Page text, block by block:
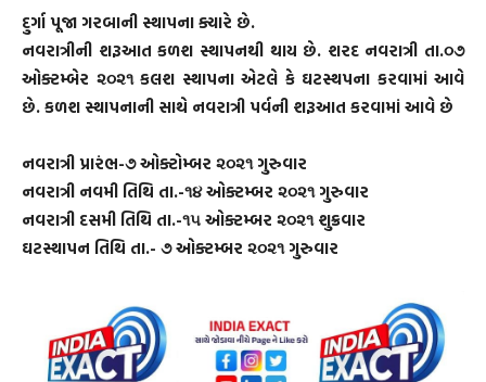
દુર્ગા પૂજા ગરબાની સ્થાપના ક્યારે છે.
નવરાત્રીની શરૂઆત કળશ સ્થાપનથી થાય છે. શરદ નવરાત્રી તા.૦૭
ઓક્ટમ્બેર ૨૦૨૧ કલશ સ્થાપના એટલે કે ઘટસ્થપના કરવામાં આવે
છે. કળશ સ્થાપનાની સાથે નવરાત્રી પર્વની શરૂઆત કરવામાં આવે છે
નવરાત્રી પ્રારંભ-૭ ઓક્ટોમ્બર ૨૦૨૧ ગુરુવાર
નવરાત્રી નવમી તિથિ તા.-૧૪ ઓક્ટમ્બર ૨૦૨૧ ગુરુવાર
નવરાત્રી દસમી તિથિ તા.-૧૫ ઓક્ટમ્બર ૨૦૨૧ શુક્રવાર
ઘટસ્થાપન તિથિ તા.- ૭ ઓક્ટમ્બર ૨૦૨૧ ગુરુવાર